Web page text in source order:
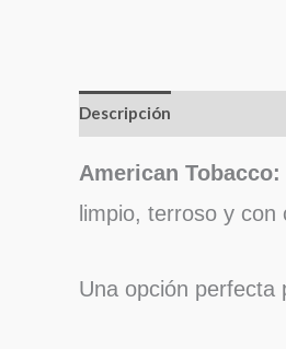
Descripción
American Tobacco:
limpio, terroso y
Una opción perfecta